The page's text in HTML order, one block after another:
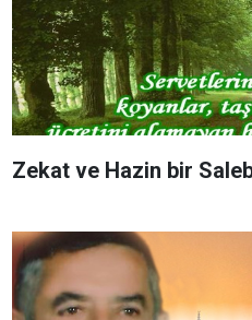
Zekat ve Hazin bir